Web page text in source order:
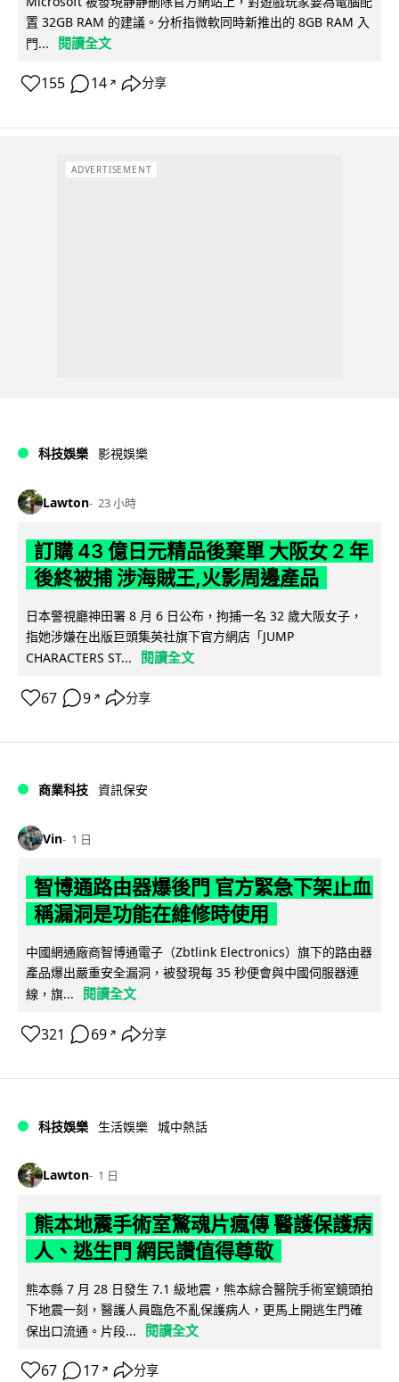
置 32GB RAM 的建議。分析指微軟同時新推出的 8GB RAM 入
門...
閱讀全文
155 14 ↗ 分享
ADVERTISEMENT
科技娛樂 影視娛樂
Lawton 23 小時
訂購 43 億日元精品後棄單 大阪女 2 年
後終被捕 涉海賊王,火影周邊產品
日本警視廳神田署 8 月 6 日公布，拘捕一名 32 歲大阪女子，
指她涉嫌在出版巨頭集英社旗下官方網店「JUMP
CHARACTERS ST...
閱讀全文
67 9 ↗ 分享
商業科技 資訊保安
Vin 1 日
智博通路由器爆後門 官方緊急下架止血
稱漏洞是功能在維修時使用
中國網通廠商智博通電子（Zbtlink Electronics）旗下的路由器
產品爆出嚴重安全漏洞，被發現每 35 秒便會與中國伺服器連
線，旗...
閱讀全文
321 69 ↗ 分享
科技娛樂 生活娛樂 城中熱話
Lawton 1 日
熊本地震手術室驚魂片瘋傳 醫護保護病
人、逃生門 網民讚值得尊敬
熊本縣 7 月 28 日發生 7.1 級地震，熊本綜合醫院手術室鏡頭拍
下地震一刻，醫護人員臨危不亂保護病人，更馬上開逃生門確
保出口流通。片段...
閱讀全文
67 17 ↗ 分享